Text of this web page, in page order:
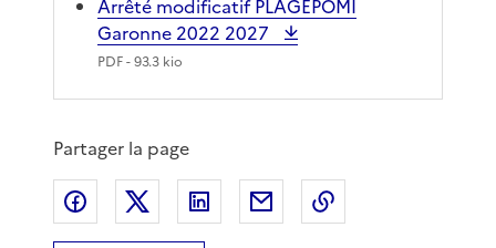
Arrêté modificatif PLAGEPOMI
Garonne 2022 2027
PDF- 93.3 kio
Partager la page
Partager sur Facebook
Partager sur XPartager sur LinkedIn
Partager par email